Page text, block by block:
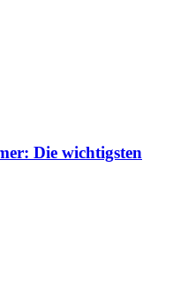
Die wichtigsten